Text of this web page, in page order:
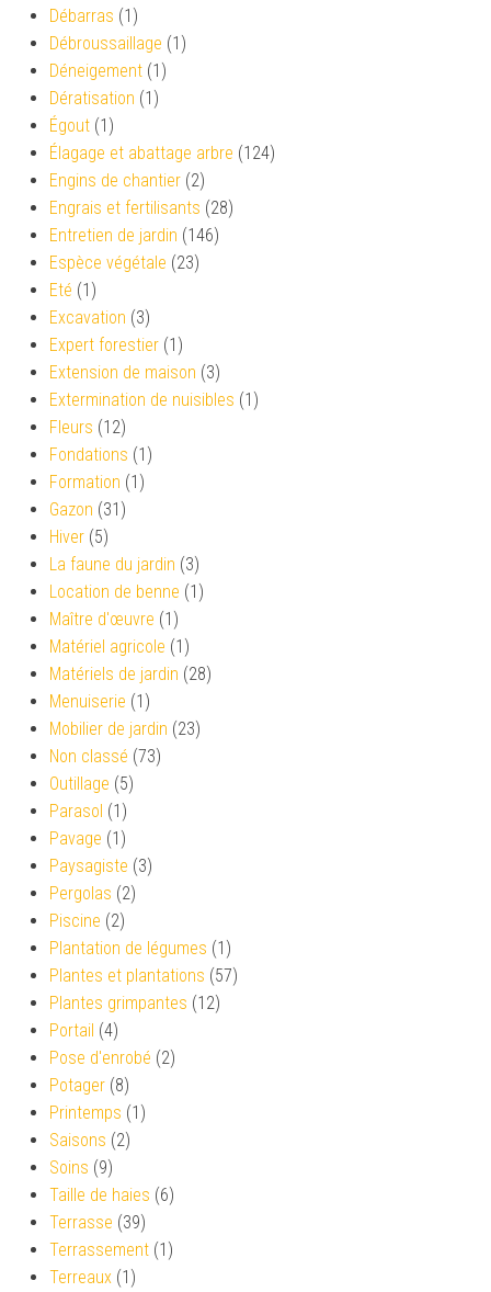
Débarras (1)
Débroussaillage (1)
Déneigement (1)
Dératisation (1)
Égout (1)
Élagage et abattage arbre (124)
Engins de chantier (2)
Engrais et fertilisants (28)
Entretien de jardin (146)
Espèce végétale (23)
Eté (1)
Excavation (3)
Expert forestier (1)
Extension de maison (3)
Extermination de nuisibles (1)
Fleurs (12)
Fondations (1)
Formation (1)
Gazon (31)
Hiver (5)
La faune du jardin (3)
Location de benne (1)
Maître d'œuvre (1)
Matériel agricole (1)
Matériels de jardin (28)
Menuiserie (1)
Mobilier de jardin (23)
Non classé (73)
Outillage (5)
Parasol (1)
Pavage (1)
Paysagiste (3)
Pergolas (2)
Piscine (2)
Plantation de légumes (1)
Plantes et plantations (57)
Plantes grimpantes (12)
Portail (4)
Pose d'enrobé (2)
Potager (8)
Printemps (1)
Saisons (2)
Soins (9)
Taille de haies (6)
Terrasse (39)
Terrassement (1)
Terreaux (1)